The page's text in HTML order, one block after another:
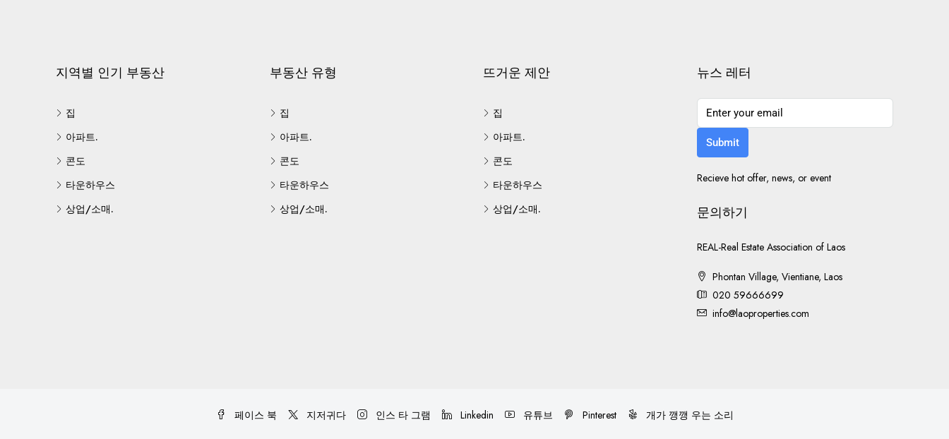
지역별 인기 부동산
집
아파트.
콘도
타운하우스
상업/소매.
부동산 유형
집
아파트.
콘도
타운하우스
상업/소매.
뜨거운 제안
집
아파트.
콘도
타운하우스
상업/소매.
뉴스 레터
Submit
Recieve hot offer, news, or event
문의하기
REAL-Real Estate Association of Laos
Phontan Village, Vientiane, Laos
020 59666699
info@laoproperties.com
페이스 북 지저귀다 인스 타 그램 Linkedin 유튜브 Pinterest 개가 깽깽 우는 소리